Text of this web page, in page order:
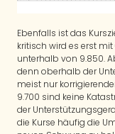
Ebenfalls ist das
kritisch wird es erst
unterhalb von 9.850.
denn oberhalb der
meist nur
9.700 sind keine
der
die Kurse häufig die